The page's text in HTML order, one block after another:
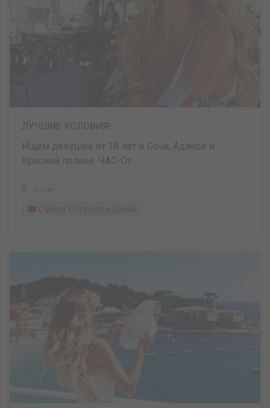
Ищем девушек от 18 лет в Сочи, Адлере и
Красной поляне. ЧАС-От ...
Сочи
Сфера Сопровождения